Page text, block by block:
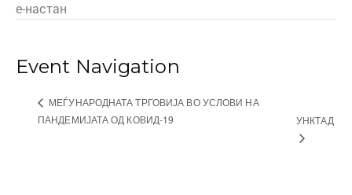
е-настан
Event Navigation
МЕЃУНАРОДНАТА ТРГОВИЈА ВО УСЛОВИ НА
ПАНДЕМИЈАТА ОД КОВИД-19
УНКТАД